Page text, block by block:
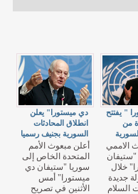
دي ميستورا" يعلن
انطلاق المحادثات
السورية بجنيف رسميا
أعلن مبعوث الأمم
المتحدة الخاص إلى
سوريا "ستيفان دي
ميستورا" أمس
الأثنين في تصريح
" يفتتح
من
الاممي
"ستيفان
خلال
جديدة
السلام